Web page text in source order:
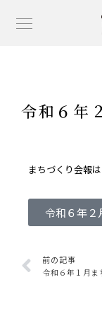
令和６年
まちづくり会報
令和６年２
前の記事
令和６年１月ま